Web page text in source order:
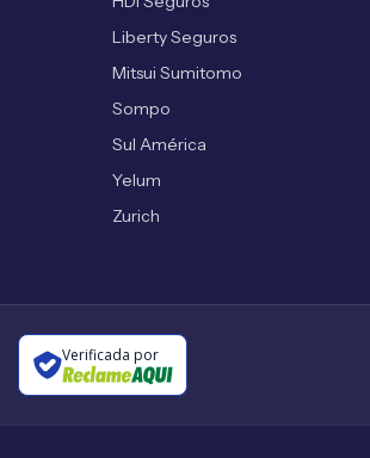
Liberty Seguros
Mitsui Sumitomo
Sompo
Sul América
Yelum
Zurich
Verificada por